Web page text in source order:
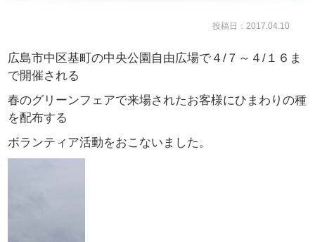
投稿日：2017.04.10
広島市中区基町の中央公園自由広場で４/７～４/１６ま
で開催される
春のグリーンフェアで来場されたお客様にひまわりの種
を配布する
ボランティア活動をおこないました。